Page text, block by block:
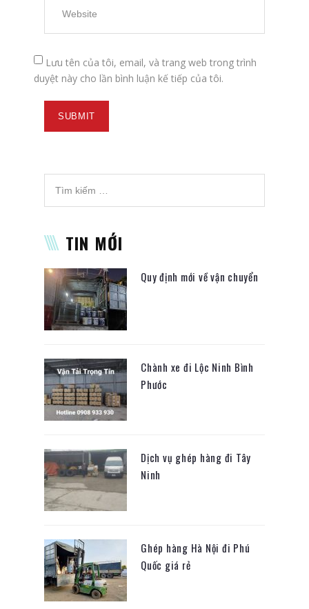
Lưu tên của tôi, email, và trang web trong trình
duyệt này cho lần bình luận kế tiếp của tôi.
TIN MỚI
Quy định mới về vận chuyển
Chành xe đi Lộc Ninh Bình
Phước
Dịch vụ ghép hàng đi Tây
Ninh
Ghép hàng Hà Nội đi Phú
Quốc giá rẻ